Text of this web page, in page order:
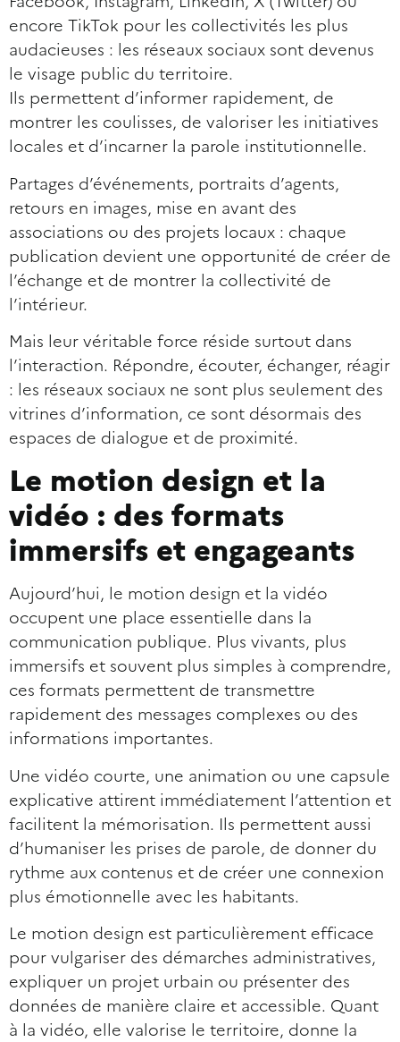
encore TikTok pour les collectivités les plus
audacieuses : les réseaux sociaux sont devenus
le visage public du territoire.
Ils permettent d’informer rapidement, de
montrer les coulisses, de valoriser les initiatives
locales et d’incarner la parole institutionnelle.
Partages d’événements, portraits d’agents,
retours en images, mise en avant des
associations ou des projets locaux : chaque
publication devient une opportunité de créer de
l’échange et de montrer la collectivité de
l’intérieur.
Mais leur véritable force réside surtout dans
l’interaction. Répondre, écouter, échanger, réagir
: les réseaux sociaux ne sont plus seulement des
vitrines d’information, ce sont désormais des
espaces de dialogue et de proximité.
Le motion design et la
vidéo : des formats
immersifs et engageants
Aujourd’hui, le motion design et la vidéo
occupent une place essentielle dans la
communication publique. Plus vivants, plus
immersifs et souvent plus simples à comprendre,
ces formats permettent de transmettre
rapidement des messages complexes ou des
informations importantes.
Une vidéo courte, une animation ou une capsule
explicative attirent immédiatement l’attention et
facilitent la mémorisation. Ils permettent aussi
d’humaniser les prises de parole, de donner du
rythme aux contenus et de créer une connexion
plus émotionnelle avec les habitants.
Le motion design est particulièrement efficace
pour vulgariser des démarches administratives,
expliquer un projet urbain ou présenter des
données de manière claire et accessible. Quant
à la vidéo, elle valorise le territoire, donne la